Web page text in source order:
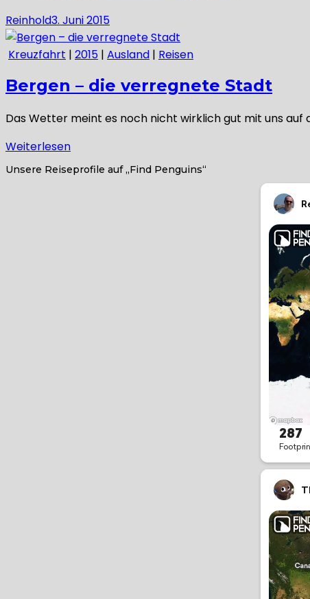
Reinhold3. Juni 2015
Kreuzfahrt | 2015 | Ausland | Reisen
Bergen – die verregnete Stadt
Das Wetter meint es noch nicht wirklich gut mit uns auf
Weiterlesen
Unsere Reiseprofile auf „Find Penguins“